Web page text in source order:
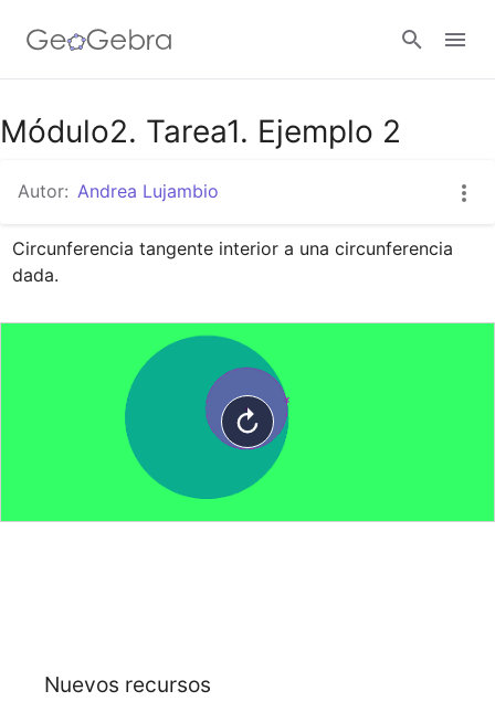
Google Classroom
GeoGebra Classroom
Módulo2. Tarea1. Ejemplo 2
Autor: Andrea Lujambio
Circunferencia tangente interior a una circunferencia
dada.
Nuevos recursos